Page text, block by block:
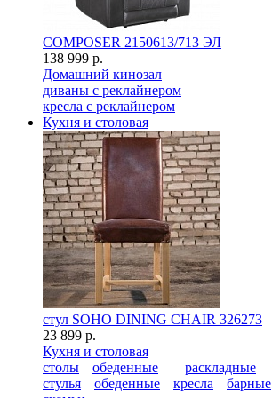
COMPOSER 2150613/713 ЭЛ
138 999 р.
Домашний кинозал
диваны с реклайнером
кресла с реклайнером
Кухня и столовая
стул SOHO DINING CHAIR 326273
23 899 р.
Кухня и столовая
столы
обеденные раскладные
стулья
обеденные кресла
барные